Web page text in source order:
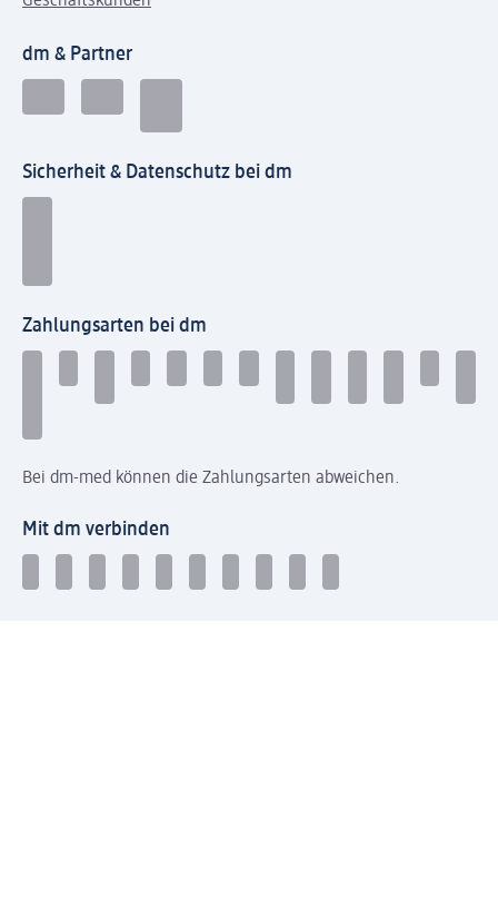
dm & Partner
Sicherheit & Datenschutz bei dm
Zahlungsarten bei dm
Bei dm-med können die Zahlungsarten abweichen.
Mit dm verbinden